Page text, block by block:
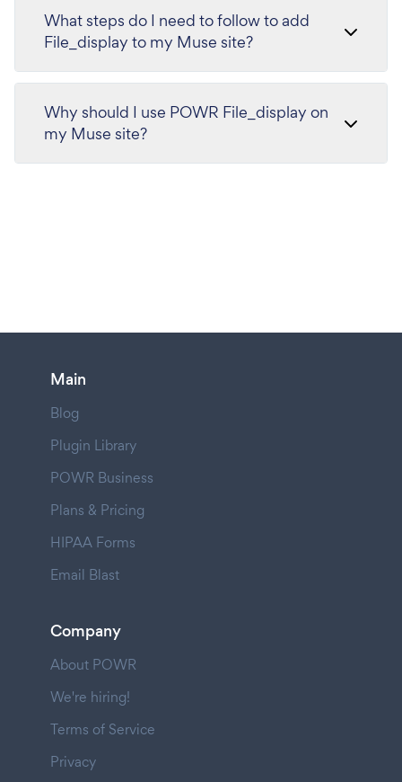
What steps do I need to follow to add
File_display to my Muse site?
Why should I use POWR File_display on
my Muse site?
Main
Blog
Plugin Library
POWR Business
Plans & Pricing
HIPAA Forms
Email Blast
Company
About POWR
We're hiring!
Terms of Service
Privacy